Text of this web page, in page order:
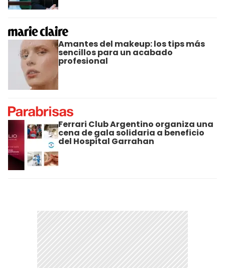
Amantes del makeup: los tips más
sencillos para un acabado
profesional
Ferrari Club Argentino organiza una
cena de gala solidaria a beneficio
del Hospital Garrahan